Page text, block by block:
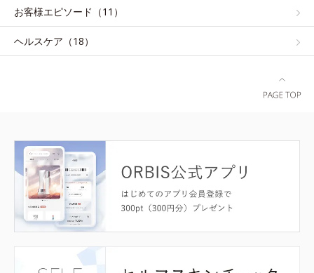
お客様エピソード（11）
ヘルスケア（18）